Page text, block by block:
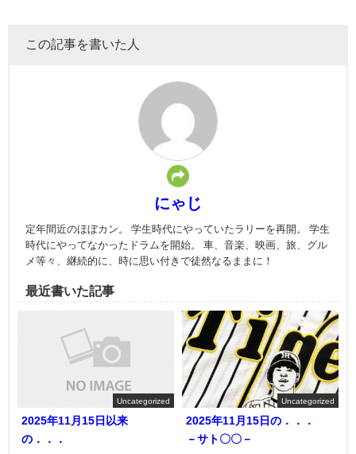
この記事を書いた人
にゃじ
定年間近のほぼカン。 学生時代にやっていたラリーを再開。 学生
時代にやってなかったドラムを開始。 車、音楽、映画、旅、グル
メ等々、継続的に、時に思い付きで徒然なるままに！
最近書いた記事
Uncategorized
2025年11月15日以来
の．．．
Uncategorized
2025年11月15日の．．．
－サト〇〇－